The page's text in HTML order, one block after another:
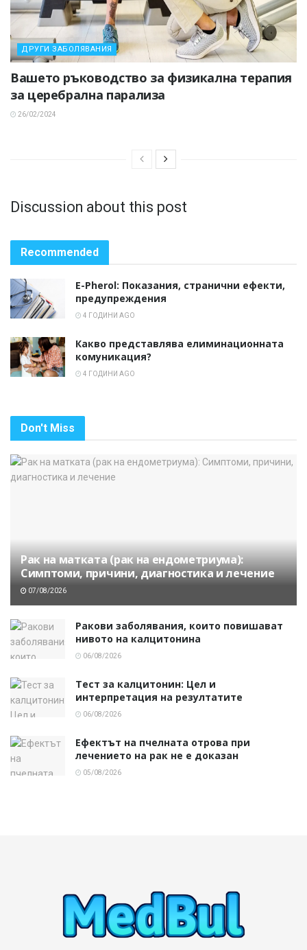
ДРУГИ ЗАБОЛЯВАНИЯ
Вашето ръководство за физикална терапия
за церебрална парализа
26/02/2024
Discussion about this post
Recommended
E-Pherol: Показания, странични ефекти,
предупреждения
4 ГОДИНИ AGO
Какво представлява елиминационната
комуникация?
4 ГОДИНИ AGO
Don't Miss
Рак на матката (рак на ендометриума):
Симптоми, причини, диагностика и лечение
07/08/2026
Ракови заболявания, които повишават
нивото на калцитонина
06/08/2026
Тест за калцитонин: Цел и
интерпретация на резултатите
06/08/2026
Ефектът на пчелната отрова при
лечението на рак не е доказан
05/08/2026